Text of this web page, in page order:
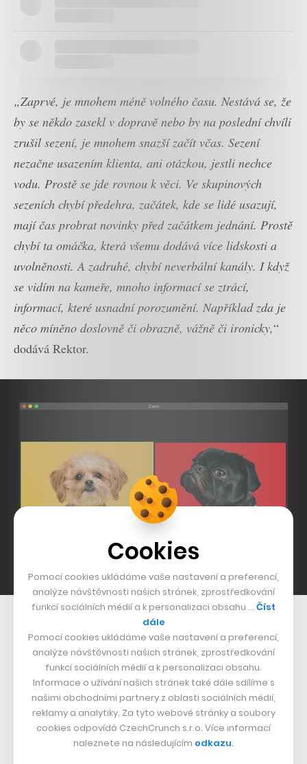
„Zaprvé, je mnohem méně volného času. Nestává se, že
by se někdo zasekl v dopravě nebo by na poslední chvíli
zrušil sezení, je mnohem snazší začít včas. Sezení
nezačne usazením klienta, ani otázkou, jestli nechce
vodu. Prostě se jde rovnou k věci. Ve skupinových
sezeních chybí předehra, začátek, kde se lidé usazují,
mají čas probrat novinky před začátkem jednání. Prostě
chybí ta omáčka, která všemu dodává více lidskosti a
uvolněnosti. A zadruhé, chybí neverbální kanály. I když
se vidím na kameře, mnoho informací se ztrácí,
informací, které usnadní porozumění. Například zda je
něco míněno doslovně či obrazně, vážně či ironicky,“
dodává Rektor.
Aplikace Zoom se stala posledních týdnech hlavním komunikačním
Mezi další body, které uvedené symptomy způsobují,
patří například také hluk v pozadí. Zatímco na klasické
schůzce ve většině případů poznáte, kdo dělá hluk,
odhalit na online hovoru, komu v pozadí řve rádio,
štěká pes nebo poskakuje pračka, je mnohem složitější
Cookies
Pomocí cookies ukládáme vaše nastavení a preferencí,
analýze návštěvnosti našich stránek, zprostředkování
funkcí sociálních médií a k personalizaci obsahu … Číst
dále
Pomocí cookies ukládáme vaše nastavení a preferencí,
analýze návštěvnosti našich stránek, zprostředkování
funkcí sociálních médií a k personalizaci obsahu.
Informace o užívání našich stránek také dále sdílíme s
našimi obchodními partnery z oblasti sociálních médií,
reklamy a analytiky. Za tyto webové stránky a soubory
cookies odpovídá CzechCrunch s.r.o. Více informací
naleznete na následujícím odkazu.